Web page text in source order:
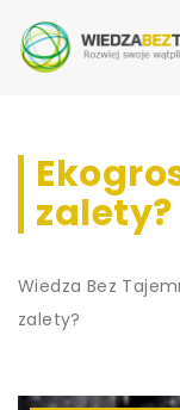
zalety?
Wiedza Bez
zalety?